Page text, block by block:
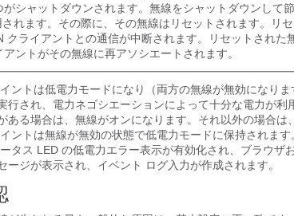
シャットダウンされます。無線をシャットダウンして
れます。その際に、その無線はリセットされます。リ
クライアントとの通信が中断されます。リセットされた
ントがその無線に再アソシエートされます。
ントは低電力モードになり（両方の無線が無効になり
行され、電力ネゴシエーションによって十分な電力が利
ある場合は、無線がオンになります。それ以外の場合は
ントは無線が無効の状態で低電力モードに保持されます
タス LED の低電力エラー表示が有効化され、ブラウザ
ージが表示され、イベント ログ入力が作成されます。